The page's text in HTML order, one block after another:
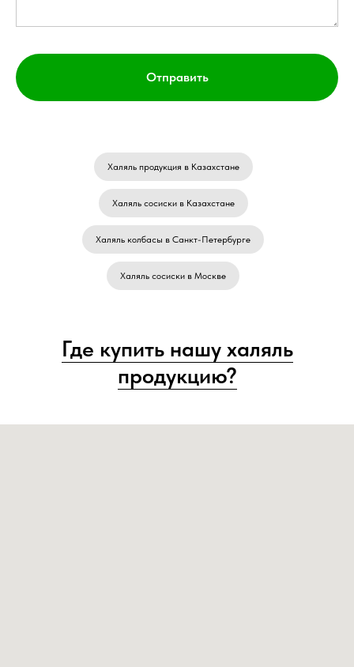
Отправить
Халяль продукция в Казахстане
Халяль сосиски в Казахстане
Халяль колбасы в Санкт-Петербурге
Халяль сосиски в Москве
Где купить нашу халяль
продукцию?